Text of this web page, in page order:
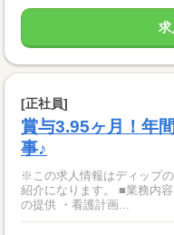
求
[正社員]
賞与3.95ヶ月！年
事♪
※この求人情報はディップ
紹介になります。 ■業務内
の提供 ・看護計画...